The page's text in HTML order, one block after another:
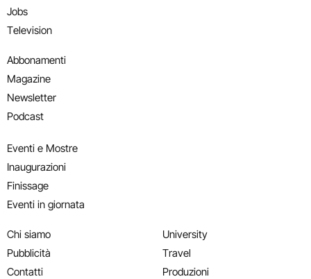
Jobs
Television
Abbonamenti
Magazine
Newsletter
Podcast
Eventi e Mostre
Inaugurazioni
Finissage
Eventi in giornata
Chi siamo
Pubblicità
Contatti
University
Travel
Produzioni